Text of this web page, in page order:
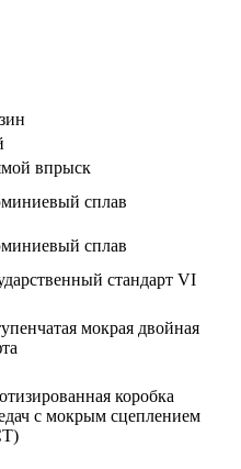
впрыск
сплав
сплав
стандарт VI
мокрая двойная
коробка
с мокрым сцеплением